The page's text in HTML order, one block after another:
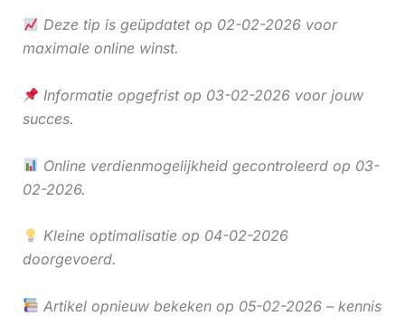
Deze tip is geüpdatet op 02-02-2026 voor
maximale online winst.
Informatie opgefrist op 03-02-2026 voor jouw
succes.
Online verdienmogelijkheid gecontroleerd op 03-
02-2026.
Kleine optimalisatie op 04-02-2026
doorgevoerd.
Artikel opnieuw bekeken op 05-02-2026 – kennis